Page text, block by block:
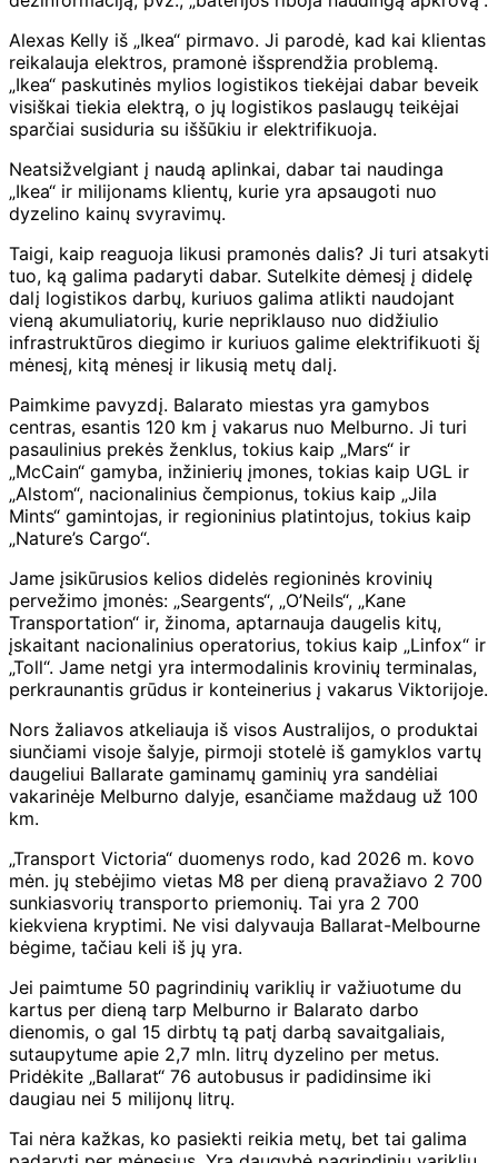
Alexas Kelly iš „Ikea“ pirmavo. Ji parodė, kad kai klientas
reikalauja elektros, pramonė išsprendžia problemą.
„Ikea“ paskutinės mylios logistikos tiekėjai dabar beveik
visiškai tiekia elektrą, o jų logistikos paslaugų teikėjai
sparčiai susiduria su iššūkiu ir elektrifikuoja.
Neatsižvelgiant į naudą aplinkai, dabar tai naudinga
„Ikea“ ir milijonams klientų, kurie yra apsaugoti nuo
dyzelino kainų svyravimų.
Taigi, kaip reaguoja likusi pramonės dalis? Ji turi atsakyti
tuo, ką galima padaryti dabar. Sutelkite dėmesį į didelę
dalį logistikos darbų, kuriuos galima atlikti naudojant
vieną akumuliatorių, kurie nepriklauso nuo didžiulio
infrastruktūros diegimo ir kuriuos galime elektrifikuoti šį
mėnesį, kitą mėnesį ir likusią metų dalį.
Paimkime pavyzdį. Balarato miestas yra gamybos
centras, esantis 120 km į vakarus nuo Melburno. Ji turi
pasaulinius prekės ženklus, tokius kaip „Mars“ ir
„McCain“ gamyba, inžinierių įmones, tokias kaip UGL ir
„Alstom“, nacionalinius čempionus, tokius kaip „Jila
Mints“ gamintojas, ir regioninius platintojus, tokius kaip
„Nature’s Cargo“.
Jame įsikūrusios kelios didelės regioninės krovinių
pervežimo įmonės: „Seargents“, „O’Neils“, „Kane
Transportation“ ir, žinoma, aptarnauja daugelis kitų,
įskaitant nacionalinius operatorius, tokius kaip „Linfox“ ir
„Toll“. Jame netgi yra intermodalinis krovinių terminalas,
perkraunantis grūdus ir konteinerius į vakarus Viktorijoje.
Nors žaliavos atkeliauja iš visos Australijos, o produktai
siunčiami visoje šalyje, pirmoji stotelė iš gamyklos vartų
daugeliui Ballarate gaminamų gaminių yra sandėliai
vakarinėje Melburno dalyje, esančiame maždaug už 100
km.
„Transport Victoria“ duomenys rodo, kad 2026 m. kovo
mėn. jų stebėjimo vietas M8 per dieną pravažiavo 2 700
sunkiasvorių transporto priemonių. Tai yra 2 700
kiekviena kryptimi. Ne visi dalyvauja Ballarat-Melbourne
bėgime, tačiau keli iš jų yra.
Jei paimtume 50 pagrindinių variklių ir važiuotume du
kartus per dieną tarp Melburno ir Balarato darbo
dienomis, o gal 15 dirbtų tą patį darbą savaitgaliais,
sutaupytume apie 2,7 mln. litrų dyzelino per metus.
Pridėkite „Ballarat“ 76 autobusus ir padidinsime iki
daugiau nei 5 milijonų litrų.
Tai nėra kažkas, ko pasiekti reikia metų, bet tai galima